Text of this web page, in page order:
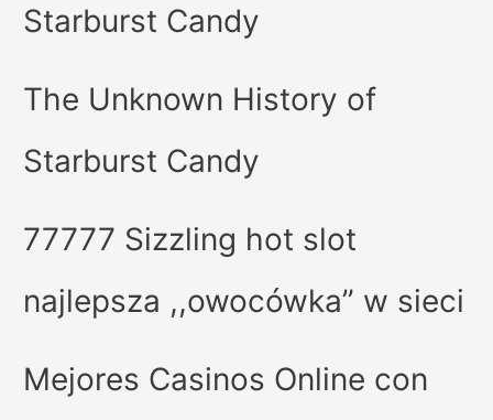
Starburst Candy
The Unknown History of
Starburst Candy
77777 Sizzling hot slot
najlepsza ,,owocówka” w sieci
Mejores Casinos Online con